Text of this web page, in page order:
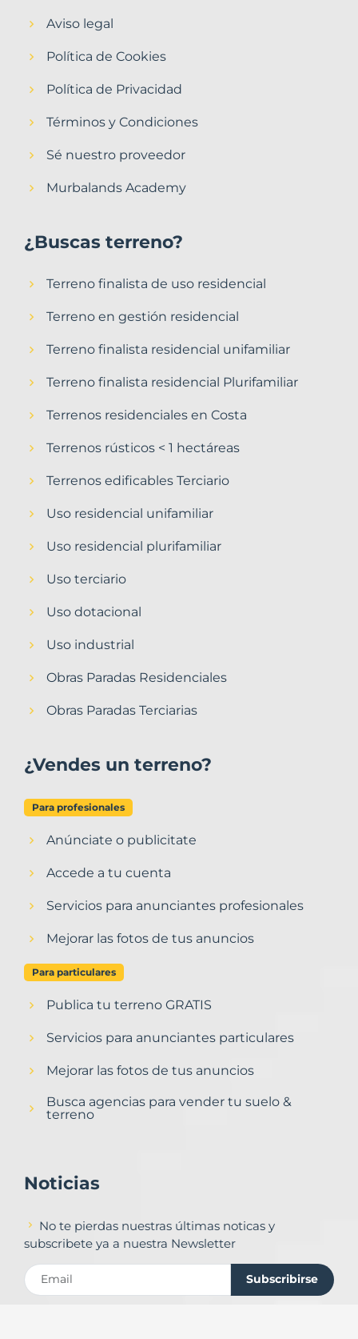
Aviso legal
Política de Cookies
Política de Privacidad
Términos y Condiciones
Sé nuestro proveedor
Murbalands Academy
¿Buscas terreno?
Terreno finalista de uso residencial
Terreno en gestión residencial
Terreno finalista residencial unifamiliar
Terreno finalista residencial Plurifamiliar
Terrenos residenciales en Costa
Terrenos rústicos < 1 hectáreas
Terrenos edificables Terciario
Uso residencial unifamiliar
Uso residencial plurifamiliar
Uso terciario
Uso dotacional
Uso industrial
Obras Paradas Residenciales
Obras Paradas Terciarias
¿Vendes un terreno?
Para profesionales
Anúnciate o publicitate
Accede a tu cuenta
Servicios para anunciantes profesionales
Mejorar las fotos de tus anuncios
Para particulares
Publica tu terreno GRATIS
Servicios para anunciantes particulares
Mejorar las fotos de tus anuncios
Busca agencias para vender tu suelo &
terreno
Noticias
No te pierdas nuestras últimas noticas y
subscribete ya a nuestra Newsletter
Subscribirse